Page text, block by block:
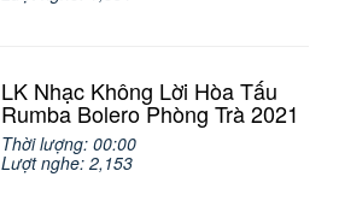
LK Nhạc Không Lời Hòa Tấu
Rumba Bolero Phòng Trà 2021
Thời lượng: 00:00
Lượt nghe: 2,153